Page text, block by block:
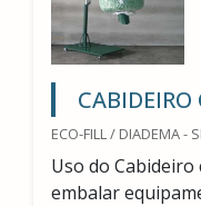
ECO-FILL / DIADEMA -
Uso do
embalar